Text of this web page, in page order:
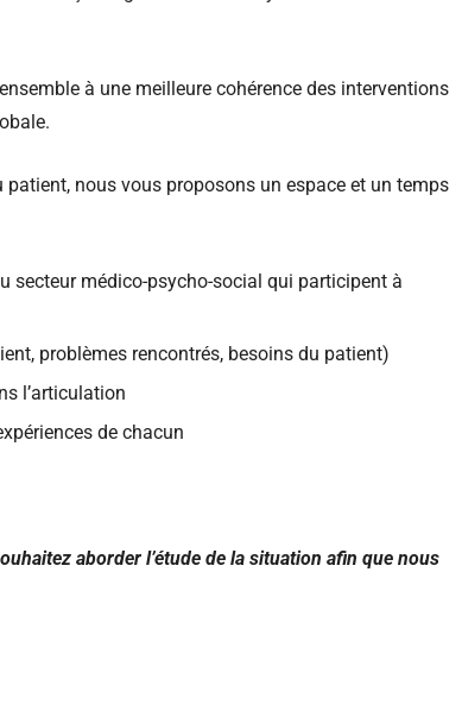
à une meilleure cohérence des interventions
patient, nous vous proposons un espace et un temps
secteur médico-psycho-social qui participent à
problèmes rencontrés, besoins du patient)
l’articulation
de chacun
aborder l’étude de la situation afin que nous